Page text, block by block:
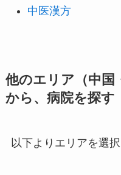
中医漢方
他のエリア（中国
から、病院を探す
以下よりエリアを選